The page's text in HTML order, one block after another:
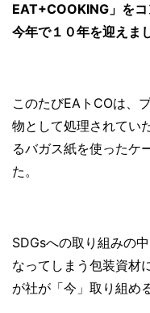
EAT+COOKING」 を
今年で１０年を迎えま
このたびEAトCOは、
物として処理されてい
るバガス紙を使ったケ
た。
SDGsへの取り組みの
なってしまう包装資材
が社が「今」取り組め